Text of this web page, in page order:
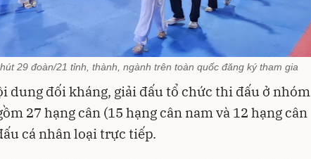
29 đoàn/21 tỉnh, thành, ngành trên toàn quốc đăng ký tham gia
dung đối kháng, giải đấu tổ chức thi đấu ở nhóm
27 hạng cân (15 hạng cân nam và 12 hạng cân
cá nhân loại trực tiếp.